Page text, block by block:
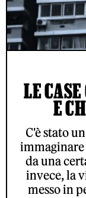
LE
E
C'è stato
da una
invece, la
messo in